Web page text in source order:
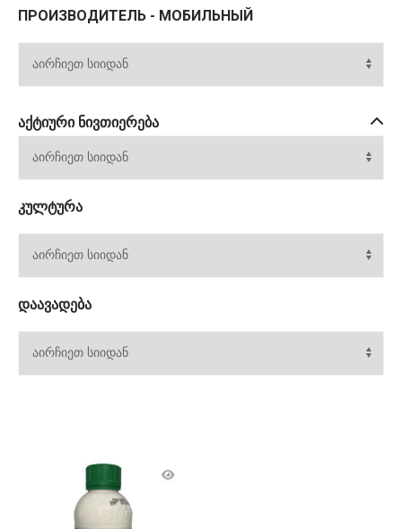
ПРОИЗВОДИТЕЛЬ - МОБИЛЬНЫЙ
ᲐᲥᲢᲘᲣᲠᲘ ᲜᲘᲕᲗᲘᲔᲠᲔᲑᲐ
ᲙᲣᲚᲢᲣᲠᲐ
ᲓᲐᲐᲕᲐᲓᲔᲑᲐ